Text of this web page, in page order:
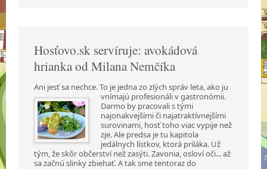
Hosťovo.sk servíruje: avokádová
hrianka od Milana Nemčíka
Ani jesť sa nechce. To je jedna zo zlých správ leta, ako ju
vnímajú profesionáli v gastronómii.
Darmo by pracovali s tými
najonakvejšími či najatraktívnejšími
surovinami, hosť toho viac vypije než
zje. Ale predsa je tu kapitola
jedálnych lístkov, ktorá priláka. Už
tým, že skôr občerství než zasýti. Zavonia, osloví oči... až
sa začnú slinky zbiehať. A tak sme tentoraz do